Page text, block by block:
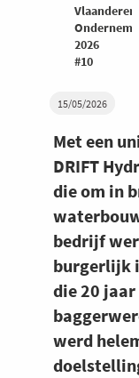
15/05/2026
Met een
DRIFT
die om in
bedrijf
burgerlijk
die 20
werd
Vlaanderen
2026
#10